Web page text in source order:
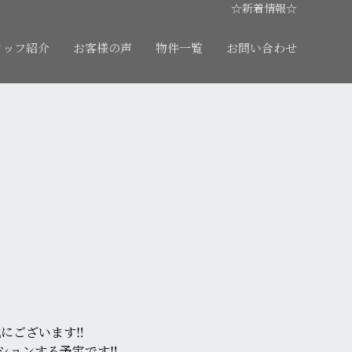
☆新着情報☆
フ紹介 お客様の声 物件一覧 お問い合わせ
ございます‼